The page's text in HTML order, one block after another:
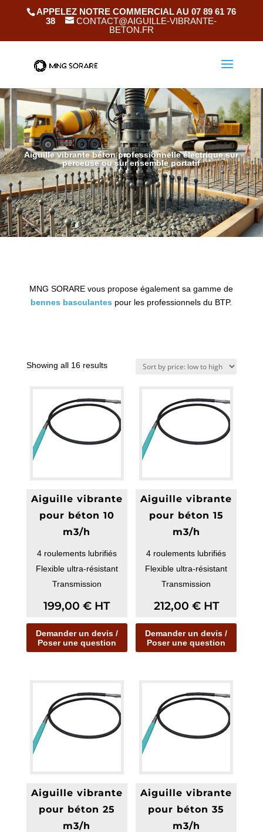
APPELEZ NOTRE COMMERCIAL AU 07 89 61 76
38
CONTACT@AIGUILLE-VIBRANTE-
BETON.FR
Aiguille vibrante béton professionnelle électrique sur
perceuse ou sur ensemble portatif
MNG SORARE vous propose également sa gamme de
bennes basculantes pour les professionnels du BTP.
Showing all 16 results
Aiguille vibrante
pour béton 10
m3/h
4 roulements lubrifiés
Flexible ultra-résistant
Transmission
199,00€ HT
Demander un devis /
Poser une question
Aiguille vibrante
pour béton 15
m3/h
4 roulements lubrifiés
Flexible ultra-résistant
Transmission
212,00 € HT
Demander un devis /
Poser une question
Aiguille vibrante
pour béton 25
m3/h
Aiguille vibrante
pour béton 35
m3/h